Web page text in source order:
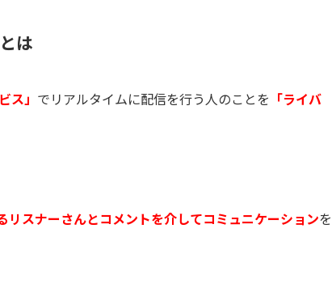
は
ス」 でリアルタイムに配信を行う人のことを 「ライバ
リスナーさんとコメントを介してコミュニケーションを